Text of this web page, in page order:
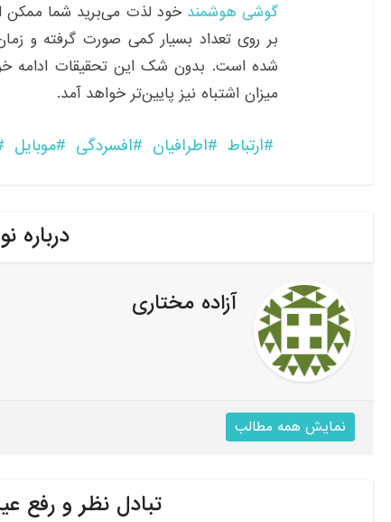
گوشی هوشمندخود لذت می‌برید شما ممکن
بر روی تعداد بسیار کمی صورت گرفته و
شده است. بدون شک این تحقیقات ادامه
میزان اشتباه نیز پایین‌تر خواهد آمد.
ارتباط اطرافیان افسردگی موبایل
درباره
آزاده مختاری
نمایش همه مطالب
تبادل نظر و رفع